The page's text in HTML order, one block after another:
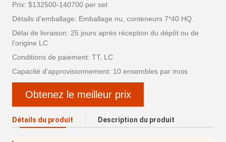
Prix: $132500-140700 per set
Détails d'emballage: Emballage nu, conteneurs 7*40 HQ.
Délai de livraison: 25 jours après réception du dépôt ou de
l'origine LC
Conditions de paiement: TT, LC
Capacité d'approvisionnement: 10 ensembles par mois
Obtenez le meilleur prix
Détails du produit Description du produit